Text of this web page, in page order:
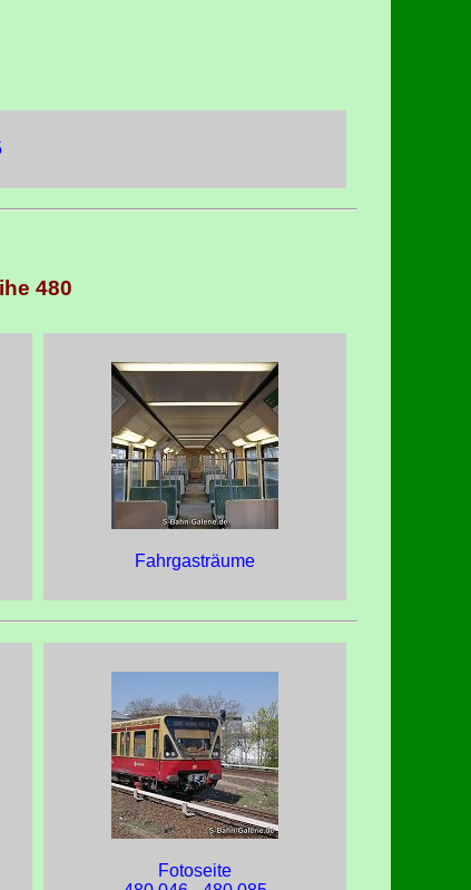
480
Fahrgasträume
Fotoseite